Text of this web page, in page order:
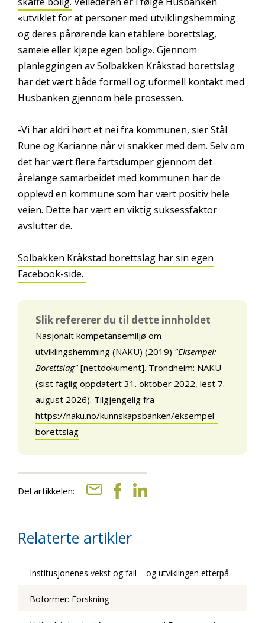
«utviklet for at personer med utviklingshemming
og deres pårørende kan etablere borettslag,
sameie eller kjøpe egen bolig». Gjennom
planleggingen av Solbakken Kråkstad borettslag
har det vært både formell og uformell kontakt med
Husbanken gjennom hele prosessen.
-Vi har aldri hørt et nei fra kommunen, sier Stål
Rune og Karianne når vi snakker med dem. Selv om
det har vært flere fartsdumper gjennom det
årelange samarbeidet med kommunen har de
opplevd en kommune som har vært positiv hele
veien. Dette har vært en viktig suksessfaktor
avslutter de.
Solbakken Kråkstad borettslag har sin egen
Facebook-side.
Slik refererer du til dette innholdet
Nasjonalt kompetansemiljø om
utviklingshemming (NAKU) (2019) "Eksempel:
Borettslag" [nettdokument]. Trondheim: NAKU
(sist faglig oppdatert 31. oktober 2022, lest 7.
august 2026). Tilgjengelig fra
https://naku.no/kunnskapsbanken/eksempel-
borettslag
Del artikkelen:
Relaterte artikler
Institusjonenes vekst og fall – og utviklingen etterpå
Boformer: Forskning